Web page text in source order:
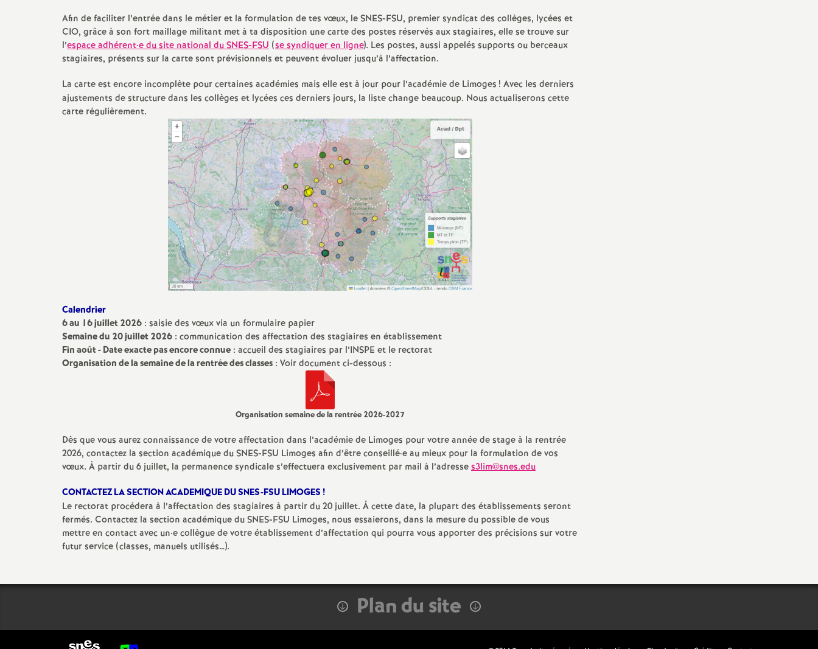
d
d
e
g
r
é
O
r
l
é
a
n
T
o
u
r
s
Afin de faciliter l’entrée dans le métier et la formulation de tes vœux, le SNES-FSU, premier syndicat des collèges, lycées et
CIO, grâce à son fort maillage militant met à ta disposition une carte des postes réservés aux stagiaires, elle se trouve sur
l’espace adhérent·e du site national du SNES-FSU (se syndiquer en ligne). Les postes, aussi appelés supports ou berceaux
stagiaires, présents sur la carte sont prévisionnels et peuvent évoluer jusqu’à l’affectation.
La carte est encore incomplète pour certaines académies mais elle est à jour pour l’académie de Limoges ! Avec les derniers
ajustements de structure dans les collèges et lycées ces derniers jours, la liste change beaucoup. Nous actualiserons cette
carte régulièrement.
Calendrier
6 au 16 juillet 2026 : saisie des vœux via un formulaire papier
Semaine du 20 juillet 2026 : communication des affectation des stagiaires en établissement
Fin août - Date exacte pas encore connue : accueil des stagiaires par l’INSPE et le rectorat
Organisation de la semaine de la rentrée des classes : Voir document ci-dessous :
Organisation semaine de la rentrée 2026-2027
Dès que vous aurez connaissance de votre affectation dans l’académie de Limoges pour votre année de stage à la rentrée
2026, contactez la section académique du SNES-FSU Limoges afin d’être conseillé·e au mieux pour la formulation de vos
vœux. À partir du 6 juillet, la permanence syndicale s’effectuera exclusivement par mail à l’adresses3lim@snes.edu
CONTACTEZ LA SECTION ACADEMIQUE DU SNES-FSU LIMOGES!
Le rectorat procédera à l’affectation des stagiaires à partir du 20 juillet. À cette date, la plupart des établissements seront
fermés. Contactez la section académique du SNES-FSU Limoges, nous essaierons, dans la mesure du possible de vous
mettre en contact avec un·e collègue de votre établissement d’affectation qui pourra vous apporter des précisions sur votre
futur service (classes, manuels utilisés…).
Plan du site